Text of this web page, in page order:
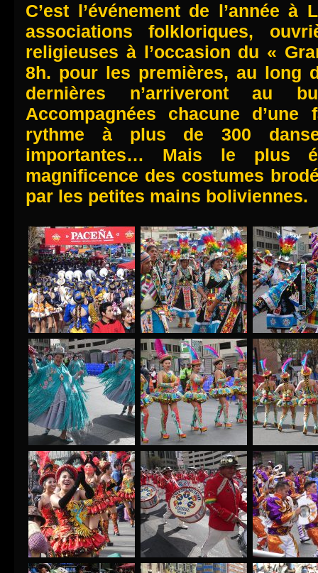
C’est l’événement de l’année
associations folkloriques,
religieuses à l’occasion du «
8h. pour les premières, au long
dernières n’arriveront au
Accompagnées chacune
rythme à plus de 300
importantes… Mais le plus
magnificence des costumes
par les petites mains boliviennes.